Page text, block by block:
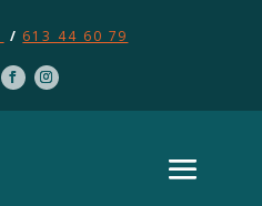
/ 613 44 60 79